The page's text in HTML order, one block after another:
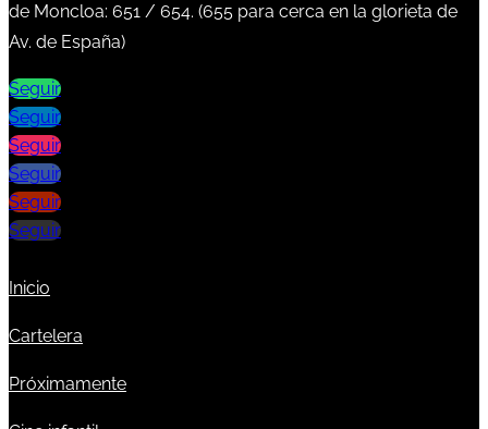
de Moncloa: 651 / 654. (655 para cerca en la glorieta de
Av. de España)
Seguir
Seguir
Seguir
Seguir
Seguir
Seguir
Inicio
Cartelera
Próximamente